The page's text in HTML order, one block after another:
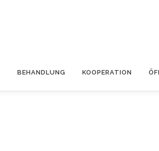
BEHANDLUNG KOOPERATION